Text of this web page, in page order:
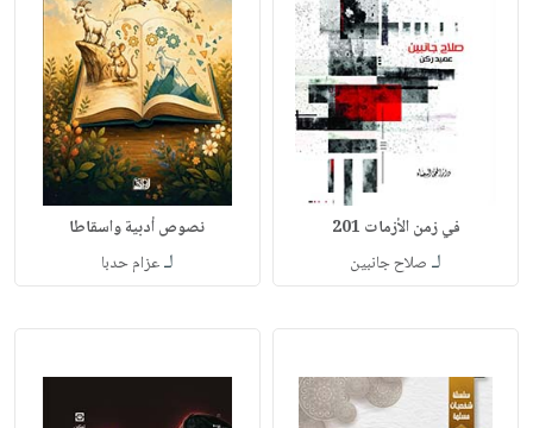
في زمن الأزمات 201
لـ صلاح جانبين
نصوص أدبية واسقاطا
لـعزام حدبا